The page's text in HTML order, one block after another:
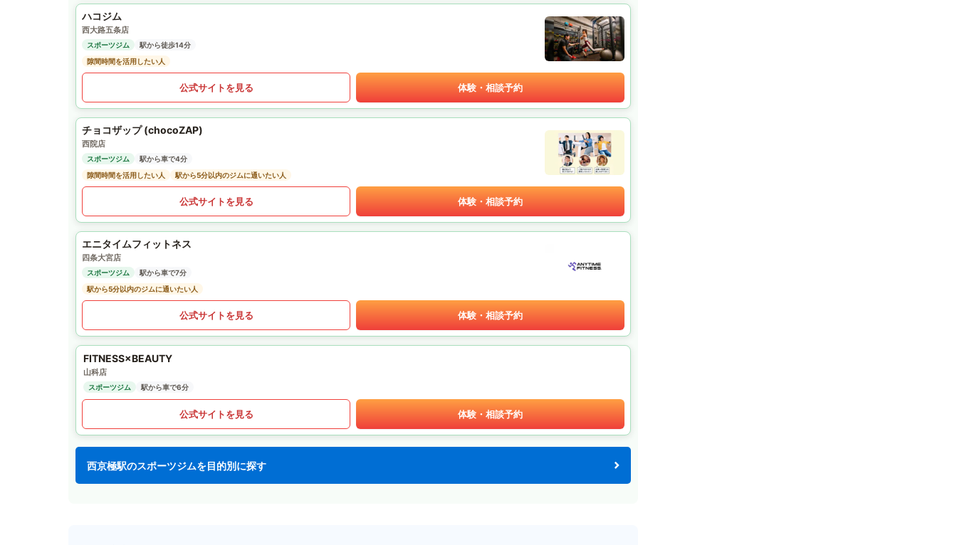
ハコジム
西大路五条店
スポーツジム
駅から徒歩14分
隙間時間を活用したい人
公式サイトを見る 体験・相談予約
チョコザップ (chocoZAP)
西院店
スポーツジム
駅から車で4分
隙間時間を活用したい人
駅から5分以内のジムに通いたい人
公式サイトを見る 体験・相談予約
エニタイムフィットネス
四条大宮店
スポーツジム
駅から車で7分
駅から5分以内のジムに通いたい人
公式サイトを見る 体験・相談予約
FITNESS×BEAUTY
山科店
スポーツジム 駅から車で6分
公式サイトを見る 体験・相談予約
西京極駅のスポーツジムを目的別に探す